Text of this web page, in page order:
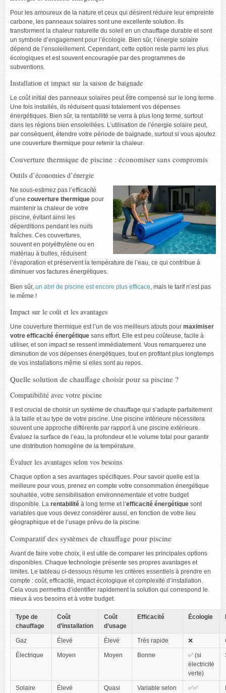
Pour les amoureux de la nature et ceux qui désirent réduire leur empreinte
carbone, les panneaux solaires sont une excellente solution. Ils
transforment la chaleur naturelle du soleil en un chauffage durable et sont
un symbole d’engagement pour l’écologie. Bien sûr, l’énergie solaire
dépend de l’ensoleillement. Cependant, cette option reste parmi les plus
écologiques et est souvent encouragée par des programmes de
subventions.
Installation et impact sur la saison de baignade
Le coût initial des panneaux solaires peut être compensé sur le long terme.
Une fois installés, ils réduisent quasi totalement vos dépenses
énergétiques. Bien sûr, la rentabilité se verra à plus long terme, surtout
dans les régions bien ensoleillées. L’utilisation de l’énergie solaire peut,
par conséquent, étendre votre période de baignade, surtout si vous ajoutez
une couverture thermique pour retenir la chaleur.
Couverture thermique de piscine : économiser sans compromis
Outils d’économies d’énergie
Ne sous-estimez pas l’efficacité
d’une couverture thermique pour
maintenir la chaleur de votre
piscine, évitant ainsi les
déperditions pendant les nuits
fraîches. Ces couvertures,
souvent en polyéthylène ou en
matériau à bulles, réduisent
l’évaporation et préservent la température de l’eau, ce qui contribue à
diminuer vos factures énergétiques.
Bien sûr, un abri de piscine est encore plus efficace, mais le tarif n’est pas
le même !
Impact sur le coût et les avantages
Une couverture thermique est l’un de vos meilleurs atouts pour maximiser
votre efficacité énergétique sans effort. Elle est peu coûteuse, facile à
utiliser, et son impact se ressent immédiatement. Vous remarquerez une
diminution de vos dépenses énergétiques, tout en profitant plus longtemps
de vos installations même si elles sont au repos.
Quelle solution de chauffage choisir pour sa piscine ?
Compatibilité avec votre piscine
Il est crucial de choisir un système de chauffage qui s’adapte parfaitement
à la taille et au type de votre piscine. Une piscine intérieure nécessitera
souvent une approche différente par rapport à une piscine extérieure.
Évaluez la surface de l’eau, la profondeur et le volume total pour garantir
une distribution homogène de la température.
Évaluer les avantages selon vos besoins
Chaque option a ses avantages spécifiques. Pour savoir quelle est la
meilleure pour vous, prenez en compte votre consommation énergétique
souhaitée, votre sensibilisation environnementale et votre budget
disponible. La rentabilité à long terme et l’efficacité énergétique sont
variables que vous devez considérer aussi, en fonction de votre lieu
géographique et de l’usage prévu de la piscine.
Comparatif des systèmes de chauffage pour piscine
Avant de faire votre choix, il est utile de comparer les principales options
disponibles. Chaque technologie présente ses propres avantages et
limites. Le tableau ci-dessous résume les critères essentiels à prendre en
compte : coût, efficacité, impact écologique et complexité d’installation.
Cela vous permettra d’identifier rapidement la solution qui correspond le
mieux à vos besoins et à votre budget.
Type de
chauffage
Coût
d’installation
Coût
d’usage
Efficacité Écologie
Gaz Élevé Élevé Très rapide ❌
Électrique Moyen Moyen Bonne
✅ (si
électricité
verte)
Solaire Élevé
Quasi
Variable selon
✅✅